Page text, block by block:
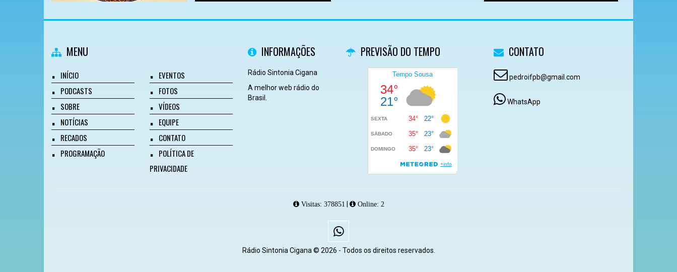
MENU
INÍCIO
PODCASTS
SOBRE
NOTÍCIAS
RECADOS
PROGRAMAÇÃO
EVENTOS
FOTOS
VÍDEOS
EQUIPE
CONTATO
POLÍTICA DE
PRIVACIDADE
INFORMAÇÕES
Rádio Sintonia Cigana
A melhor web rádio do
Brasil.
PREVISÃO DO TEMPO CONTATO
pedroifpb@gmail.com
WhatsApp
Visitas: 378851 Online: 2
Rádio Sintonia Cigana © 2026 - Todos os direitos reservados.